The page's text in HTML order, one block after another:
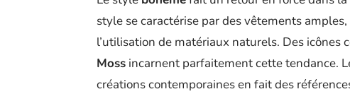
style se caractérise par des vêtements
l’utilisation de matériaux naturels. Des icônes
Moss incarnent parfaitement cette tendance.
créations contemporaines en fait des